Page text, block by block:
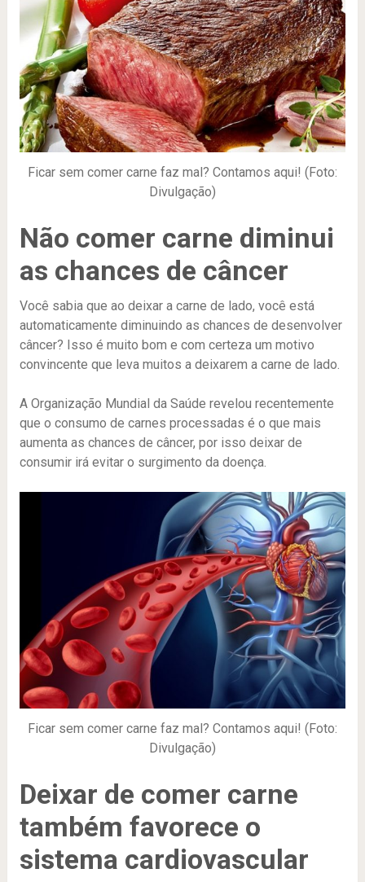
Ficar sem comer carne faz mal? Contamos aqui! (Foto:
Divulgação)
Não comer carne diminui
as chances de câncer
Você sabia que ao deixar a carne de lado, você está
automaticamente diminuindo as chances de desenvolver
câncer? Isso é muito bom e com certeza um motivo
convincente que leva muitos a deixarem a carne de lado.
A Organização Mundial da Saúde revelou recentemente
que o consumo de carnes processadas é o que mais
aumenta as chances de câncer, por isso deixar de
consumir irá evitar o surgimento da doença.
Ficar sem comer carne faz mal? Contamos aqui! (Foto:
Divulgação)
Deixar de comer carne
também favorece o
sistema cardiovascular